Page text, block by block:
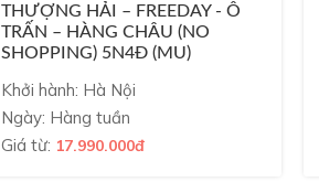
THƯỢNG HẢI – FREEDAY - Ô
TRẤN – HÀNG CHÂU (NO
SHOPPING) 5N4Đ (MU)
Khởi hành: Hà Nội
Ngày: Hàng tuần
Giá từ: 17.990.000đ